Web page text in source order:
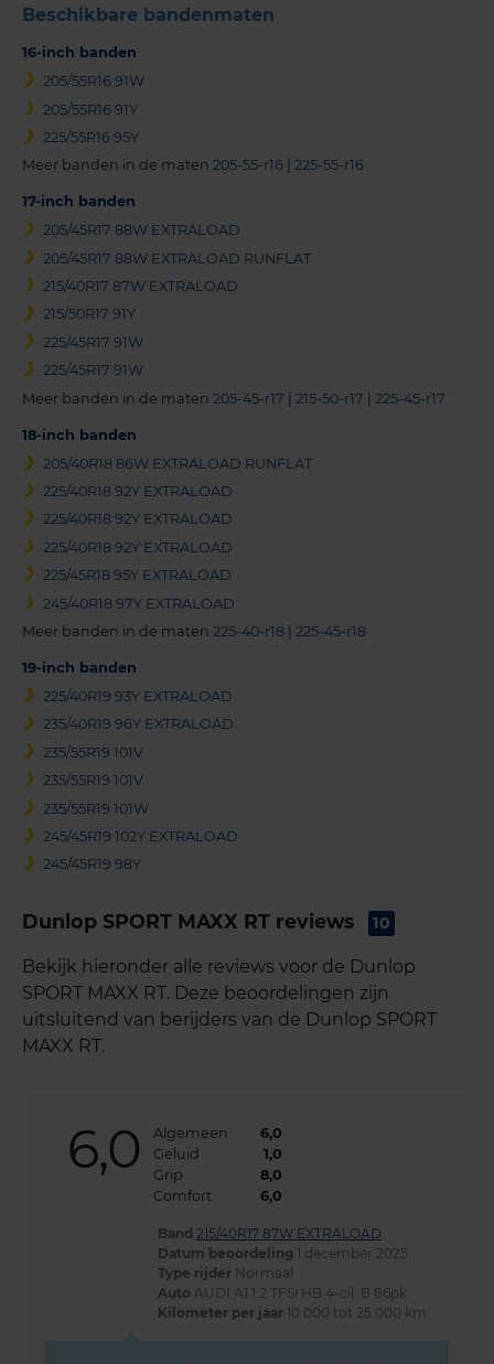
Beschikbare bandenmaten
16-inch banden
205/55R16 91W
205/55R16 91Y
225/55R16 95Y
Meer banden in de maten 205-55-r16 225-55-r16
17-inch banden
205/45R17 88W EXTRALOAD
205/45R17 88W EXTRALOAD RUNFLAT
215/40R17 87W EXTRALOAD
215/50R17 91Y
225/45R17 91W
225/45R17 91W
Meer banden in de maten 205-45-r17 | 215-50-r17 | 225-45-r17
18-inch banden
205/40R18 86W EXTRALOAD RUNFLAT
225/40R18 92Y EXTRALOAD
225/40R18 92Y EXTRALOAD
225/40R18 92Y EXTRALOAD
225/45R18 95Y EXTRALOAD
245/40R18 97Y EXTRALOAD
Meer banden in de maten 225-40-r18 225-45-r18
19-inch banden
225/40R19 93Y EXTRALOAD
235/40R19 96Y EXTRALOAD
235/55R19 101V
235/55R19 101V
235/55R19 101W
245/45R19 102Y EXTRALOAD
245/45R19 98Y
Dunlop SPORT MAXX RT reviews 10
Bekijk hieronder alle reviews voor de Dunlop
SPORT MAXX RT. Deze beoordelingen zijn
uitsluitend van berijders van de Dunlop SPORT
MAXX RT.
6,0 Algemeen
6,0
Geluid
1,0
Grip
8,0
Comfort
6,0
Band 215/40R17 87W EXTRALOAD
Datum beoordeling 1 december 2025
Type rijder Normaal
Auto AUDI A1 1.2 TFSi HB 4-cil. B 86pk
Kilometer per jaar 10.000 tot 25.000 km